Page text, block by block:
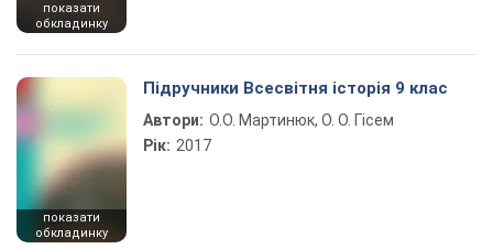
показати
обкладинку
показати
обкладинку
Підручники Всесвітня історія 9 клас
Автори: О.О. Мартинюк, О. О. Гісем
Рік: 2017